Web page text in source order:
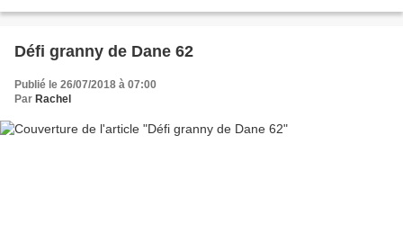
Défi granny de Dane 62
Publié le 26/07/2018 à 07:00
Par Rachel